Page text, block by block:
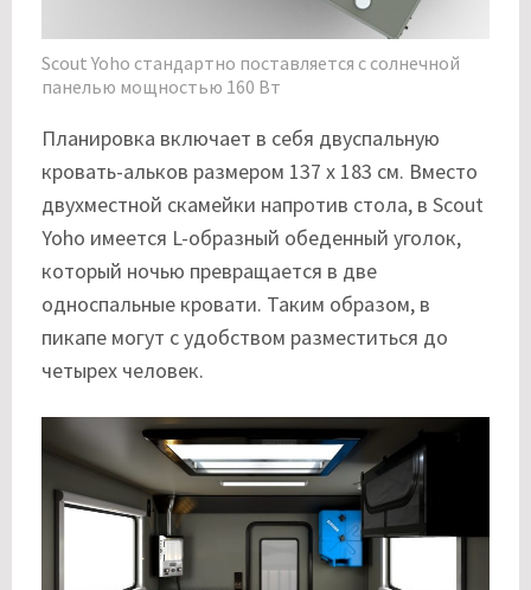
Scout Yoho стандартно поставляется с солнечной
панелью мощностью 160 Вт
Планировка включает в себя двуспальную
кровать-альков размером 137 x 183 см. Вместо
двухместной скамейки напротив стола, в Scout
Yoho имеется L-образный обеденный уголок,
который ночью превращается в две
односпальные кровати. Таким образом, в
пикапе могут с удобством разместиться до
четырех человек.